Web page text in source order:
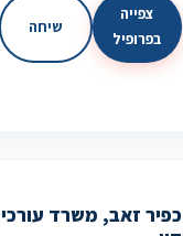
צפייה
בפרופיל
שיחה
כפיר זאב, משרד עורכי